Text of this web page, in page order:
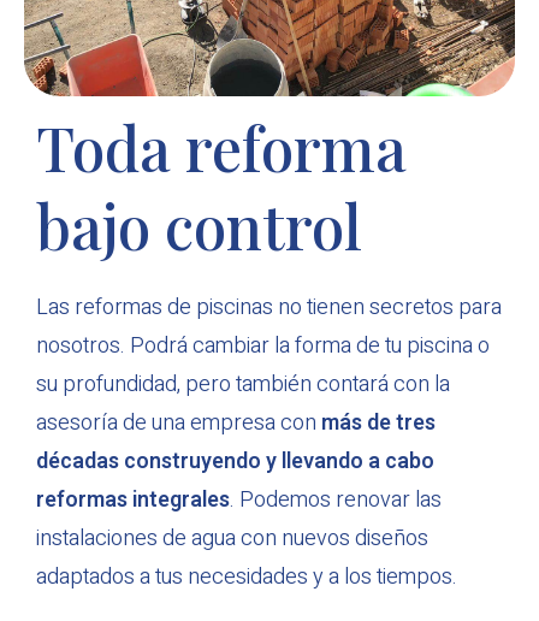
Toda reforma
bajo control
Las reformas de piscinas no tienen secretos para
nosotros. Podrá cambiar la forma de tu piscina o
su profundidad, pero también contará con la
asesoría de una empresa con más de tres
décadas construyendo y llevando a cabo
reformas integrales. Podemos renovar las
instalaciones de agua con nuevos diseños
adaptados a tus necesidades y a los tiempos.